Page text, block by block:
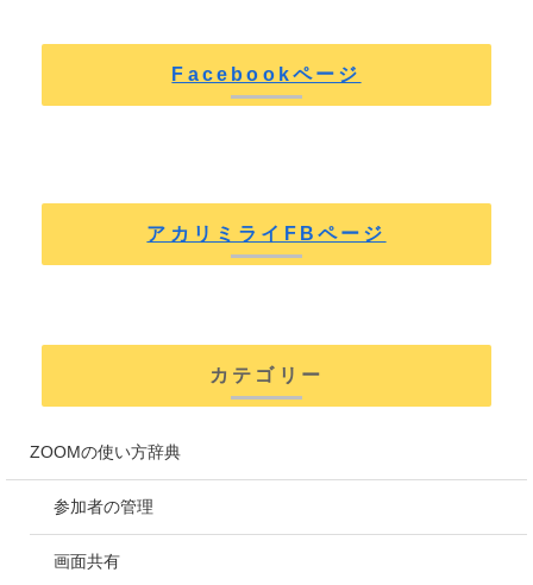
Facebookページ
アカリミライFBページ
カテゴリー
ZOOMの使い方辞典
参加者の管理
画面共有